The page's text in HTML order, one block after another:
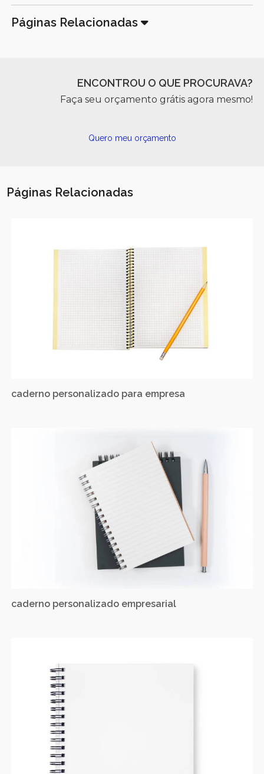
Páginas Relacionadas
ENCONTROU O QUE PROCURAVA?
Faça seu orçamento grátis agora mesmo!
Quero meu orçamento
Páginas Relacionadas
caderno personalizado para empresa
caderno personalizado empresarial